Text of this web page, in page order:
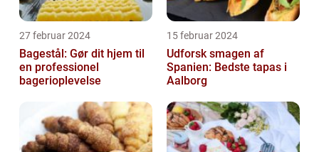
27 februar 2024
Bagestål: Gør dit hjem til
en professionel
bagerioplevelse
15 februar 2024
Udforsk smagen af
Spanien: Bedste tapas i
Aalborg